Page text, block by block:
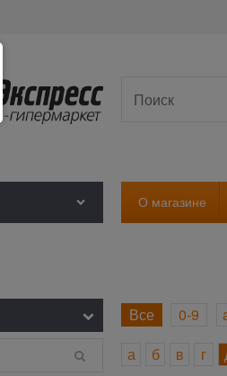
О магазине
Все 0-9
а
б в г